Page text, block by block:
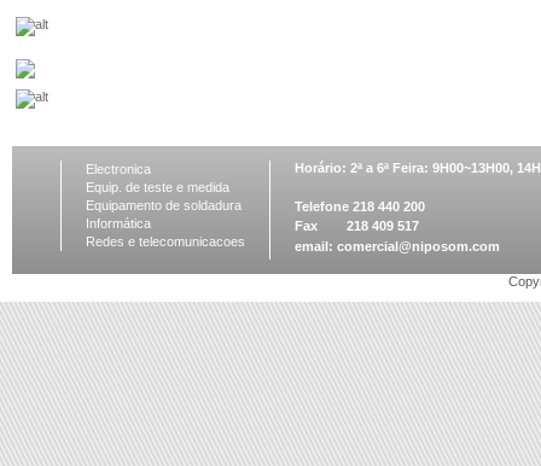
Electronica
Equip. de teste e medida
Equipamento de soldadura
Informática
Redes e telecomunicacoes
Horário: 2ª a 6ª Feira: 9H00~13H00,
Telefone 218 440 200
Fax 218 409 517
email: comercial@niposom.com